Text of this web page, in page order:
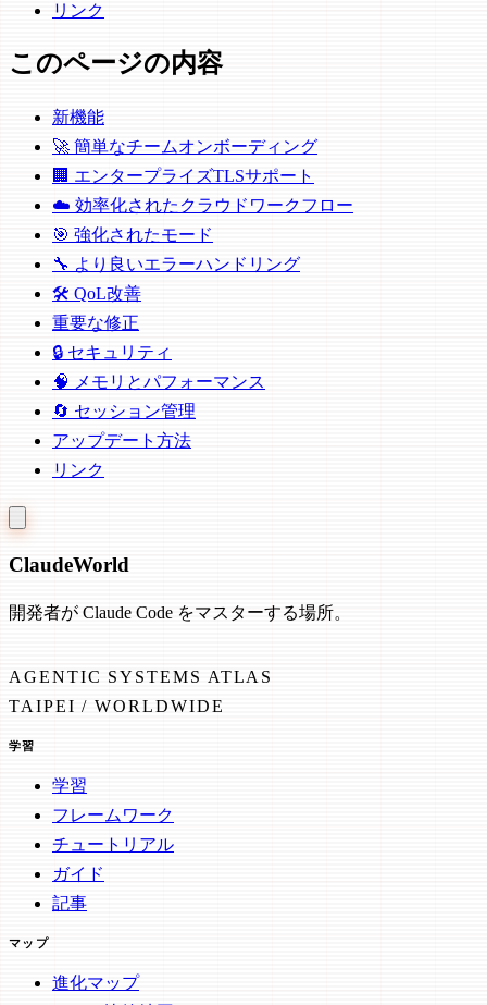
リンク
このページの内容
新機能
🚀 簡単なチームオンボーディング
🏢 エンタープライズTLSサポート
☁️ 効率化されたクラウドワークフロー
🎯 強化されたモード
🔧 より良いエラーハンドリング
🛠️ QoL改善
重要な修正
🔒 セキュリティ
🧠 メモリとパフォーマンス
🔄 セッション管理
アップデート方法
リンク
ClaudeWorld
開発者が Claude Code をマスターする場所。
AGENTIC SYSTEMS ATLAS
TAIPEI / WORLDWIDE
学習
学習
フレームワーク
チュートリアル
ガイド
記事
マップ
進化マップ